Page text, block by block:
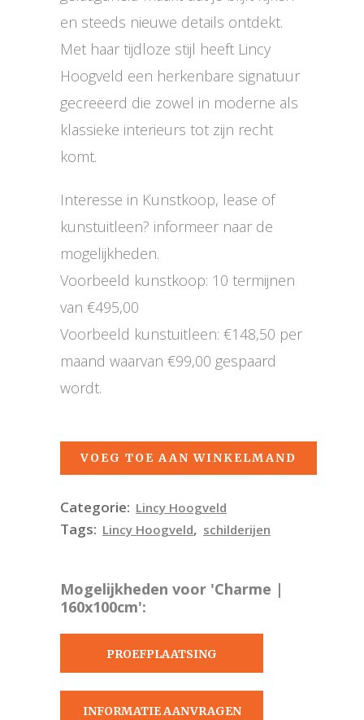
en steeds nieuwe details ontdekt.
Met haar tijdloze stijl heeft Lincy
Hoogveld een herkenbare signatuur
gecreëerd die zowel in moderne als
klassieke interieurs tot zijn recht
komt.
Interesse in Kunstkoop, lease of
kunstuitleen? informeer naar de
mogelijkheden.
Voorbeeld kunstkoop: 10 termijnen
van €495,00
Voorbeeld kunstuitleen: €148,50 per
maand waarvan €99,00 gespaard
wordt.
VOEG TOE AAN WINKELMAND
Categorie: Lincy Hoogveld
Tags: Lincy Hoogveld, schilderijen
Mogelijkheden voor 'Charme |
160x100cm':
PROEFPLAATSING
INFORMATIE AANVRAGEN